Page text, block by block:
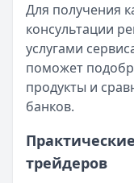
Лимит: до1 000 000 ₽
Льготный период:—
Обслуживание:
Рейтинг:4.6(10
Все кредитные карты
Займы — лучшие
Сумма: до30 000₽
Срок до:30дней
Для получения
консультации
услугами
поможет
продукты и
банков.
трейдеров